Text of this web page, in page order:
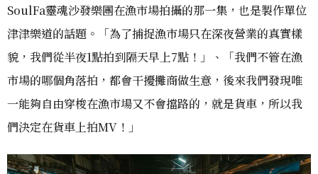
SoulFa靈魂沙發樂團在漁市場拍攝的那一集，也是製作單位
津津樂道的話題。「為了捕捉漁市場只在深夜營業的真實樣
貌，我們從半夜1點拍到隔天早上7點！」、「我們不管在漁
市場的哪個角落拍，都會干擾攤商做生意，後來我們發現唯
一能夠自由穿梭在漁市場又不會擋路的，就是貨車，所以我
們決定在貨車上拍MV！」